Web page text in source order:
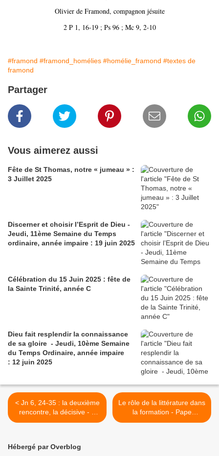
Olivier de Framond, compagnon jésuite
2 P 1, 16-19 ; Ps 96 ; Mc 9, 2-10
#framond #framond_homélies #homélie_framond #textes de
framond
Partager
Vous aimerez aussi
Fête de St Thomas, notre « jumeau » :
3 Juillet 2025
Discerner et choisir l’Esprit de Dieu -
Jeudi, 11ème Semaine du Temps
ordinaire, année impaire : 19 juin 2025
Célébration du 15 Juin 2025 : fête de
la Sainte Trinité, année C
Dieu fait resplendir la connaissance
de sa gloire - Jeudi, 10ème Semaine
du Temps Ordinaire, année impaire
: 12 juin 2025
< Jn 6, 24-35 : la deuxième
rencontre, la décisive - 4
août 2024 : 18ème
Le rôle de la littérature dans
la formation - Pape
François - 1ère partie >
Hébergé par Overblog